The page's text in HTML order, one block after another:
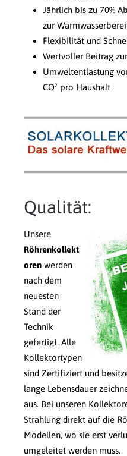
Jährlich bis zu 70%
zur
Flexibilität und
Wertvoller Beitrag
Umweltentlastung
CO² pro Haushalt
Qualität:
Unsere
Röhrenkollekt
oren werden
nach dem
neuesten
Stand der
Technik
gefertigt. Alle
Kollektortypen
sind Zertifiziert und
lange Lebensdauer
aus. Bei unseren
Strahlung direkt auf die
Modellen, wo sie erst
umgeleitet werden muss.